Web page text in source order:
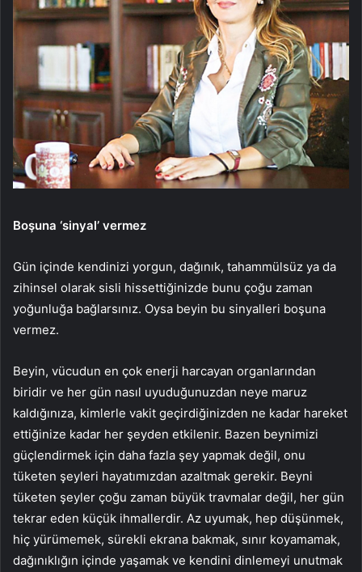
Boşuna ‘sinyal’ vermez
Gün içinde kendinizi yorgun, dağınık, tahammülsüz ya da
zihinsel olarak sisli hissettiğinizde bunu çoğu zaman
yoğunluğa bağlarsınız. Oysa beyin bu sinyalleri boşuna
vermez.
Beyin, vücudun en çok enerji harcayan organlarından
biridir ve her gün nasıl uyuduğunuzdan neye maruz
kaldığınıza, kimlerle vakit geçirdiğinizden ne kadar hareket
ettiğinize kadar her şeyden etkilenir. Bazen beynimizi
güçlendirmek için daha fazla şey yapmak değil, onu
tüketen şeyleri hayatımızdan azaltmak gerekir. Beyni
tüketen şeyler çoğu zaman büyük travmalar değil, her gün
tekrar eden küçük ihmallerdir. Az uyumak, hep düşünmek,
hiç yürümemek, sürekli ekrana bakmak, sınır koyamamak,
dağınıklığın içinde yaşamak ve kendini dinlemeyi unutmak